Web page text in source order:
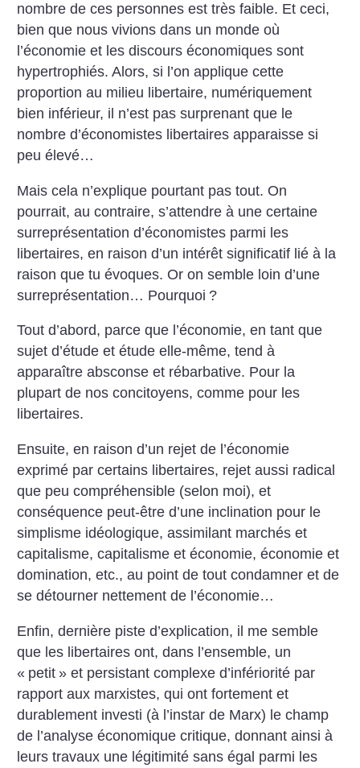
nombre de ces personnes est très faible. Et ceci,
bien que nous vivions dans un monde où
l’économie et les discours économiques sont
hypertrophiés. Alors, si l’on applique cette
proportion au milieu libertaire, numériquement
bien inférieur, il n’est pas surprenant que le
nombre d’économistes libertaires apparaisse si
peu élevé…
Mais cela n’explique pourtant pas tout. On
pourrait, au contraire, s’attendre à une certaine
surreprésentation d’économistes parmi les
libertaires, en raison d’un intérêt significatif lié à la
raison que tu évoques. Or on semble loin d’une
surreprésentation… Pourquoi ?
Tout d’abord, parce que l’économie, en tant que
sujet d’étude et étude elle-même, tend à
apparaître absconse et rébarbative. Pour la
plupart de nos concitoyens, comme pour les
libertaires.
Ensuite, en raison d’un rejet de l’économie
exprimé par certains libertaires, rejet aussi radical
que peu compréhensible (selon moi), et
conséquence peut-être d’une inclination pour le
simplisme idéologique, assimilant marchés et
capitalisme, capitalisme et économie, économie et
domination, etc., au point de tout condamner et de
se détourner nettement de l’économie…
Enfin, dernière piste d’explication, il me semble
que les libertaires ont, dans l’ensemble, un
« petit » et persistant complexe d’infériorité par
rapport aux marxistes, qui ont fortement et
durablement investi (à l’instar de Marx) le champ
de l’analyse économique critique, donnant ainsi à
leurs travaux une légitimité sans égal parmi les